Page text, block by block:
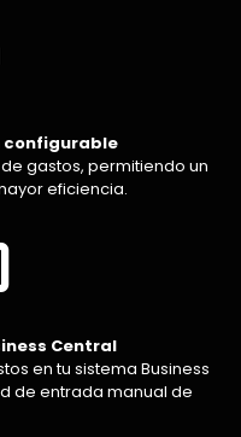
configurable
gastos, permitiendo un
eficiencia.
Central
en tu sistema Business
de entrada manual de